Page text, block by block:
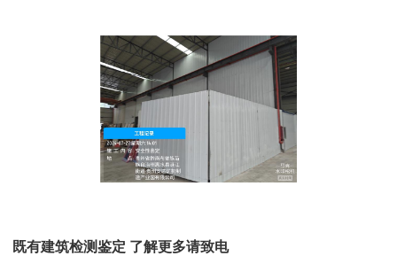
既有建筑检测鉴定 了解更多请致电